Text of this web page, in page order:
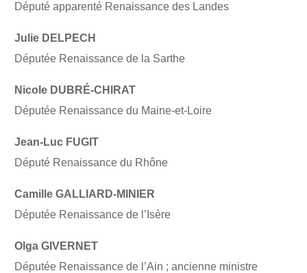
Député apparenté Renaissance des Landes
Julie DELPECH
Députée Renaissance de la Sarthe
Nicole DUBRÉ-CHIRAT
Députée Renaissance du Maine-et-Loire
Jean-Luc FUGIT
Député Renaissance du Rhône
Camille GALLIARD-MINIER
Députée Renaissance de l’Isère
Olga GIVERNET
Députée Renaissance de l’Ain ; ancienne ministre